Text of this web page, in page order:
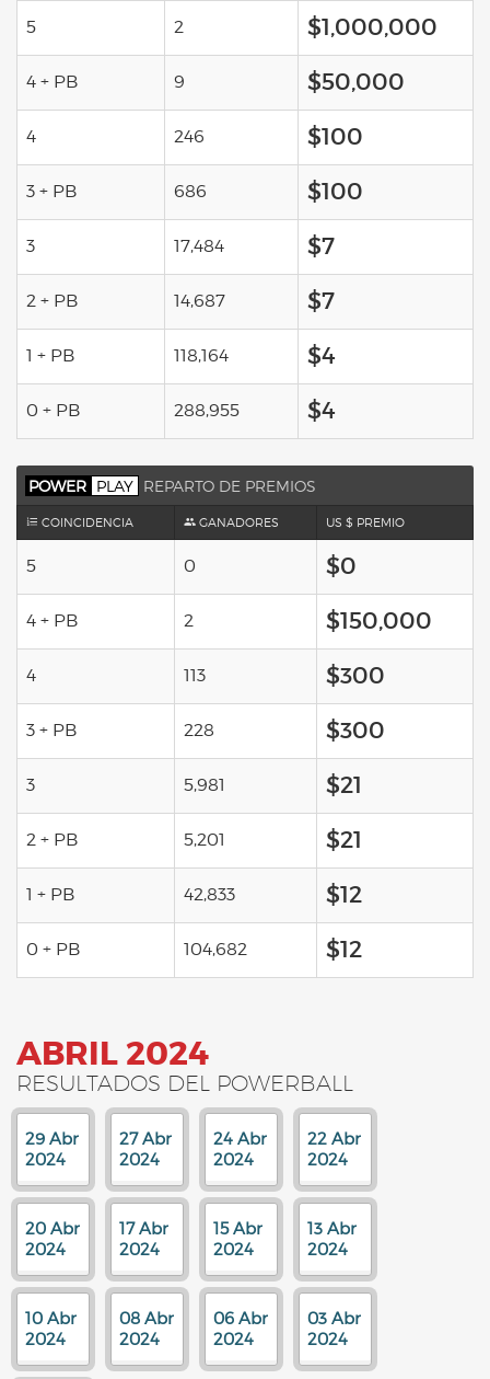
5 2 $1,000,000
4 + PB 9 $50,000
4 246 $100
3 + PB 686 $100
3 17,484 $7
2 + PB 14,687 $7
1 + PB 118,164 $4
0 + PB 288,955 $4
POWER PLAY REPARTO DE PREMIOS
COINCIDENCIA GANADORES US $ PREMIO
5 0 $0
4 + PB 2 $150,000
4 113 $300
3 + PB 228 $300
3 5,981 $21
2 + PB 5,201 $21
1 + PB 42,833 $12
0 + PB 104,682 $12
ABRIL 2024
RESULTADOS DEL POWERBALL
29 Abr
2024
27 Abr
2024
24 Abr
2024
22 Abr
2024
20 Abr
2024
17 Abr
2024
15 Abr
2024
13 Abr
2024
10 Abr
2024
08 Abr
2024
06 Abr
2024
03 Abr
2024